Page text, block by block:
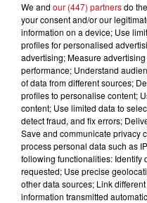
LES AUTRES
31 juillet
mois de
We and our (447) partnersdo
your consent and/or our
information on a device; Use
profiles for personalised
advertising; Measure
performance; Understand
of data from different sources;
profiles to personalise content;
content; Use limited data to
detect fraud, and fix errors;
Save and communicate privacy
process personal data such as
following functionalities: Identify
requested; Use precise
other data sources; Link
information transmitted